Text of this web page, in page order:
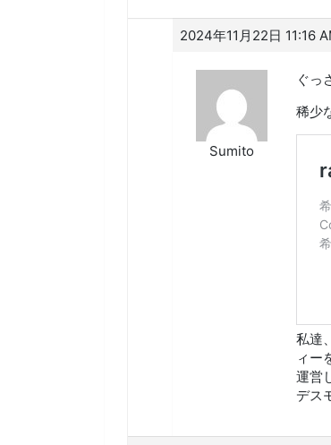
2024年11月22日 11:16
Sumito
ぐっ
稀少
私達
ィー
運営
デス